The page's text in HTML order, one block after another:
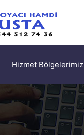
Hizmet Bölgelerimiz